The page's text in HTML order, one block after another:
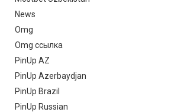
News
Omg
Omg ссылка
PinUp AZ
PinUp Azerbaydjan
PinUp Brazil
PinUp Russian